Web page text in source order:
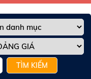
TÌM KIẾM